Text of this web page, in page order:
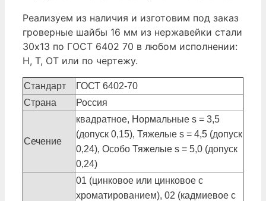
Реализуем из наличия и изготовим под заказ
гроверные шайбы 16 мм из нержавейки стали
30х13 по ГОСТ 6402 70 в любом исполнении:
Н, Т, ОТ или по чертежу.
Стандарт
ГОСТ 6402-70
Страна
Россия
Сечение
квадратное, Нормальные s = 3,5
(допуск 0,15), Тяжелые s = 4,5 (допуск
0,24), Особо Тяжелые s = 5,0 (допуск
0,24)
01 (цинковое или цинковое с
хроматированием), 02 (кадмиевое с